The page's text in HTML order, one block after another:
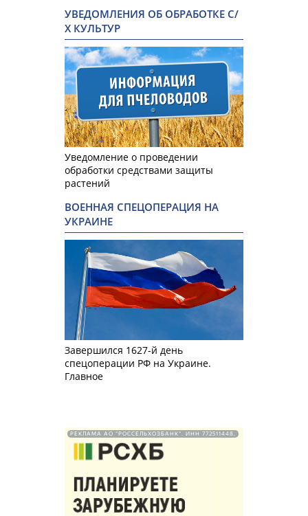
УВЕДОМЛЕНИЯ ОБ ОБРАБОТКЕ С/
Х КУЛЬТУР
Уведомление о проведении
обработки средствами защиты
растений
ВОЕННАЯ СПЕЦОПЕРАЦИЯ НА
УКРАИНЕ
Завершился 1627-й день
спецоперации РФ на Украине.
Главное
РЕКЛАМА АО "РОССЕЛЬХОЗБАНК". ИНН 772511448.